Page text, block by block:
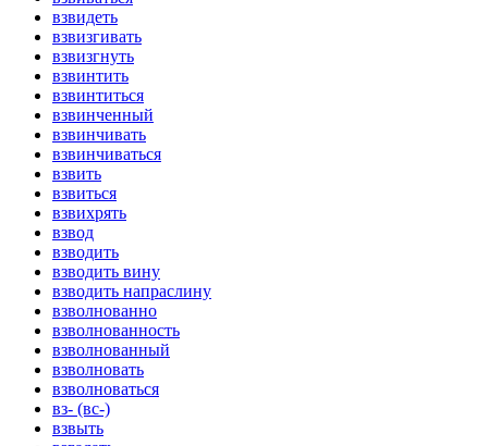
взвидеть
взвизгивать
взвизгнуть
взвинтить
взвинтиться
взвинченный
взвинчивать
взвинчиваться
взвить
взвиться
взвихрять
взвод
взводить
взводить вину
взводить напраслину
взволнованно
взволнованность
взволнованный
взволновать
взволноваться
вз- (вс-)
взвыть